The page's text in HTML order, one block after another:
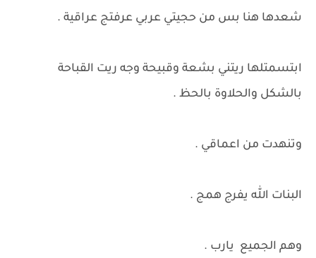
شعدها هنا بس من حجيتي عربي عرفتج عراقية .
ابتسمتلها ريتني بشعة وقبيحة وجه ريت القباحة
بالشكل والحلاوة بالحظ .
وتنهدت من اعماقي .
البنات الله يفرج همج .
وهم الجميع يارب .